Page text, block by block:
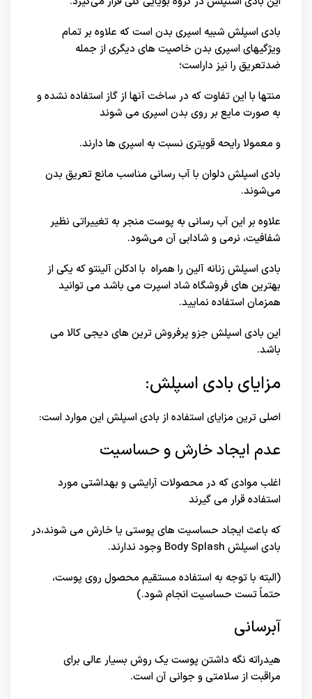
بادی اسپلش شبیه اسپری بدن است که علاوه بر تمام
ویژگیهای اسپری بدن خاصیت های دیگری از جمله
ضدتعریق را نیز داراست؛
منتها با این تفاوت که در ساخت آنها از گاز استفاده نشده و
به صورت مایع بر روی بدن اسپری می شوند
و معمولا رایحه قویتری نسبت به اسپری ها دارند.
بادی اسپلش دلوان با آب رسانی مناسب مانع تعریق بدن
می‌شوند.
علاوه بر این آب رسانی به پوست منجر به تغییراتی نظیر
شفافیت، نرمی و شادابی آن می‌شود.
بادی اسپلش زنانه آلین را همراه با ادکلن آلینتوکه یکی از
بهترین هایفروشگاه شاد اسپرت می باشد می توانید
همزمان استفاده نمایید.
این بادی اسپلش جزو پرفروش ترین های دیجی کالا می
باشد.
مزایای بادی اسپلش:
اصلی ترین مزایای استفاده از بادی اسپلش این موارد است:
عدم ایجاد خارش و حساسیت
اغلب موادی که در محصولات آرایشی و بهداشتی مورد
استفاده قرار می گیرند
که باعث ایجاد حساسیت های پوستی یا خارش می شوند،در
بادی اسپلش Body Splash وجود ندارند.
(البته با توجه به استفاده مستقیم محصول روی پوست،
حتماً تست حساسیت انجام شود.)
آبرسانی
هیدراته نگه داشتن پوست یک روش بسیار عالی برای
مراقبت از سلامتی و جوانی آن است.